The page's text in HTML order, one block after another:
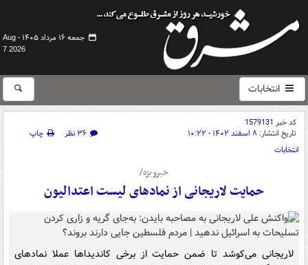
جمعه ۱۶ مرداد ۱۴۰۵ -
Aug
7 2026
انتخابات
کد خبر 1579131
تاریخ انتشار: ۸ اسفند ۱۴۰۲ - ۱۰:۲۲ ۳۶ نظر
چاپ
انتخابات
خبرویژه/
حمایت لاریجانی از نمادهای لیست اعتدالیون
لاریجانی می‌کوشد تا ضمن حمایت از برخی کاندیداها عملا نمادهای